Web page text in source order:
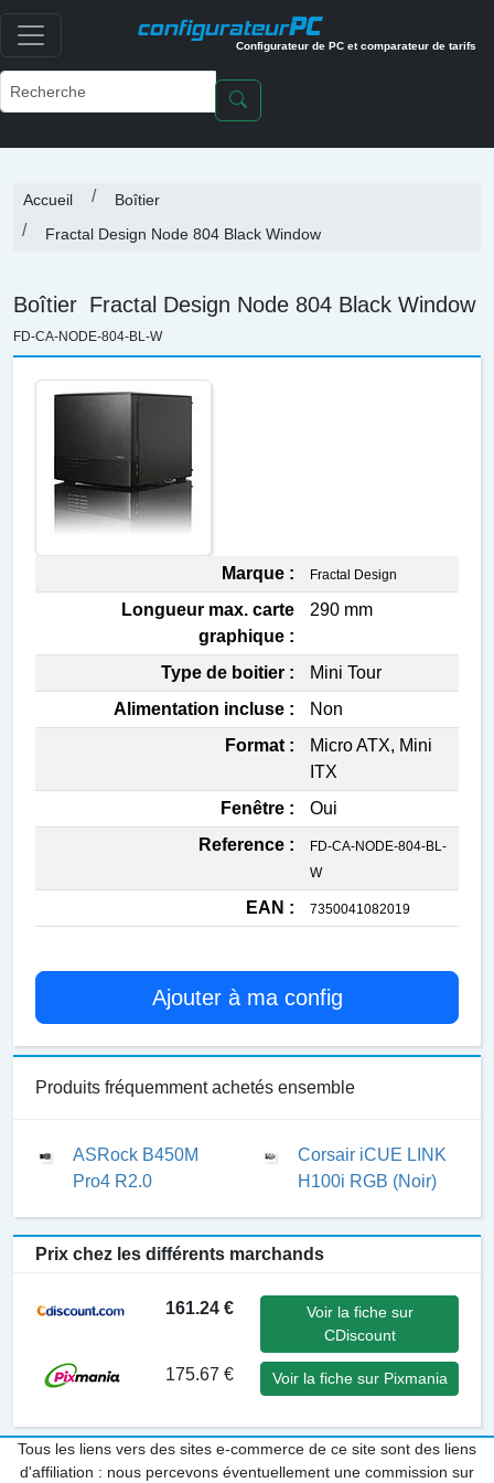
configurateurPC
Configurateur de PC et comparateur de tarifs
Accueil
Boîtier
Fractal Design Node 804 Black Window
Boîtier Fractal Design Node 804 Black Window
FD-CA-NODE-804-BL-W
Marque : Fractal Design
Longueur max. carte
graphique :
290 mm
Type de boitier :
Mini Tour
Alimentation incluse :
Non
Format :
Micro ATX, Mini
ITX
Fenêtre :
Oui
Reference :
FD-CA-NODE-804-BL-
W
EAN : 7350041082019
Ajouter à ma config
Produits fréquemment achetés ensemble
ASRock B450M
Pro4 R2.0
Corsair iCUE LINK
H100i RGB (Noir)
Prix chez les différents marchands
161.24 €
Voir la fiche sur
CDiscount
175.67 € Voir la fiche sur Pixmania
Tous les liens vers des sites e-commerce de ce site sont des liens
d'affiliation : nous percevons éventuellement une commission sur